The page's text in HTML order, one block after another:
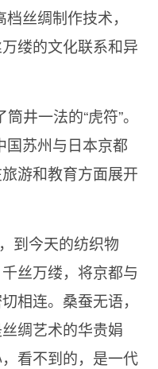
丝绸制作技术，
缕的文化联系和异
井一法的“虎符”。
苏州与日本京都
游和教育方面展开
到今天的纺织物
丝万缕，将京都与
相连。桑蚕无语，
绸艺术的华贵娟
看不到的，是一代